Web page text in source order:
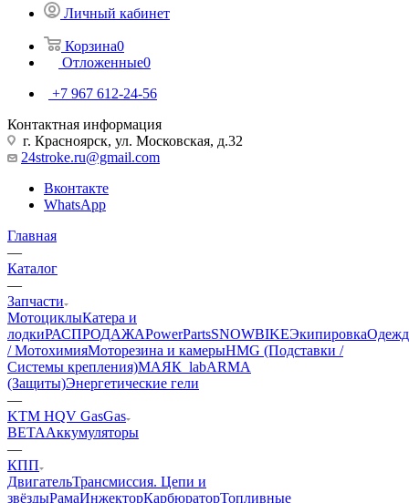
Личный кабинет
Корзина0
Отложенные0
+7 967 612-24-56
Контактная информация
г. Красноярск, ул. Московская, д.32
24stroke.ru@gmail.com
Вконтакте
WhatsApp
Главная
—
Каталог
—
Запчасти
МотоциклыКатера и
лодкиРАСПРОДАЖАPowerPartsSNOWBIKEЭкипировка
/ МотохимияМоторезина и камерыHMG (Подставки /
Системы крепления)МАЯК_labARMA
(Защиты)Энергетические гели
—
KTM HQV GasGas
BETAАккумуляторы
—
КПП
ДвигательТрансмиссия. Цепи и
звёздыРамаИнжекторКарбюраторТопливные